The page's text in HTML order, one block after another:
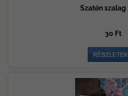
Szatén szalag
30 Ft